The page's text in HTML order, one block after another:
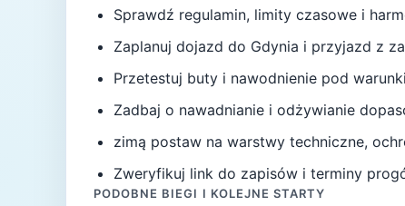
Sprawdź regulamin, limity czasowe i
Zaplanuj dojazd do Gdynia i przyjazd z
Przetestuj buty i nawodnienie pod
Zadbaj o nawadnianie i odżywianie
zimą postaw na warstwy techniczne,
Zweryfikuj link do zapisów i terminy
PODOBNE BIEGI I KOLEJNE STARTY